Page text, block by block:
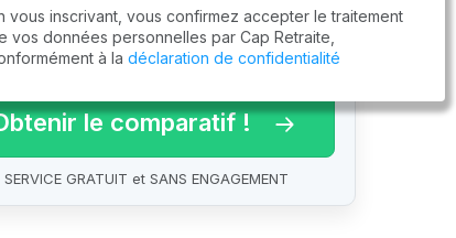
le comparatif !
SERVICE GRATUIT et SANS ENGAGEMENT
vous inscrivant, vous confirmez accepter le traitement
vos données personnelles par Cap Retraite,
à la déclaration de confidentialité